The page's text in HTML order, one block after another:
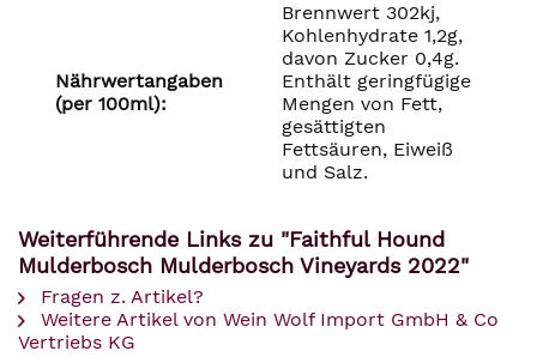
Nährwertangaben
(per 100ml):
Brennwert 302kj,
Kohlenhydrate 1,2g,
davon Zucker 0,4g.
Enthält geringfügige
Mengen von Fett,
gesättigten
Fettsäuren, Eiweiß
und Salz.
Weiterführende Links zu "Faithful Hound
Mulderbosch Mulderbosch Vineyards 2022"
Fragen z. Artikel?
Weitere Artikel von Wein Wolf Import GmbH & Co
Vertriebs KG